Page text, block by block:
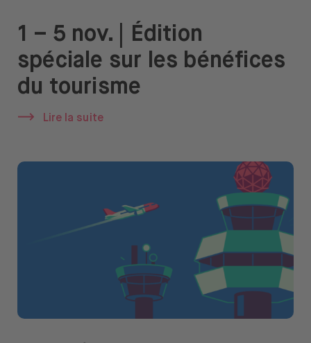
1 – 5 nov. | Édition
spéciale sur les bénéfices
du tourisme
Lire la suite